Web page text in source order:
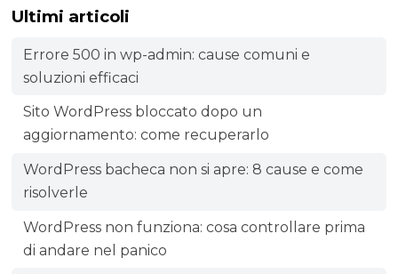
Ultimi articoli
Errore 500 in wp-admin: cause comuni e
soluzioni efficaci
Sito WordPress bloccato dopo un
aggiornamento: come recuperarlo
WordPress bacheca non si apre: 8 cause e come
risolverle
WordPress non funziona: cosa controllare prima
di andare nel panico